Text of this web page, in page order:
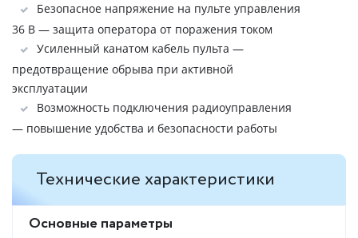
Безопасное напряжение на пульте управления
36 В — защита оператора от поражения током
Усиленный канатом кабель пульта —
предотвращение обрыва при активной
эксплуатации
Возможность подключения радиоуправления
— повышение удобства и безопасности работы
Технические характеристики
Основные параметры